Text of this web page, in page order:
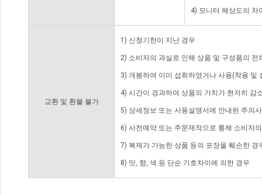
4) 모니터 해상도의 차
교환 및 환불 불가
1) 신청기한이 지난 경우
2) 소비자의 과실로 인해 상품 및 구성품의
3) 개봉하여 이미 섭취하였거나 사용(착용 및
4) 시간이 경과하여 상품의 가치가 현저히 감
5) 상세정보 또는 사용설명서에 안내된 주의
6) 사전예약 또는 주문제작으로 통해 소비자
7) 복제가 가능한 상품 등의 포장을 훼손한 경
8) 맛, 향, 색 등 단순 기호차이에 의한 경우